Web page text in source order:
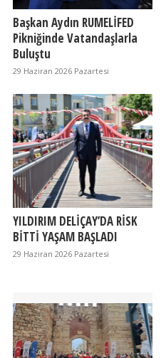
Başkan Aydın RUMELİFED
Pikniğinde Vatandaşlarla
Buluştu
29 Haziran 2026 Pazartesi
YILDIRIM DELİÇAY’DA RİSK
BİTTİ YAŞAM BAŞLADI
29 Haziran 2026 Pazartesi